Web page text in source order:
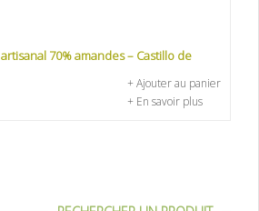
70% amandes – Castillo de
+ Ajouter au panier
+ En savoir plus